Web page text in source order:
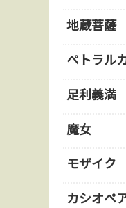
地蔵菩薩
ペトラル
足利義満
魔女
モザイク
カシオペ